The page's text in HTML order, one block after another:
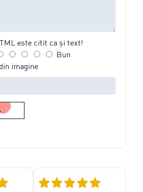
este citit ca şi text!
Bun
imagine